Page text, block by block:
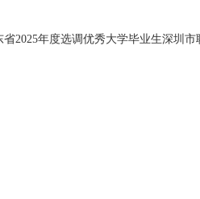
年度选调优秀大学毕业生深圳市职